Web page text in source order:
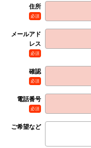
住所
必須
メールアド
レス
必須
確認
必須
電話番号
必須
ご希望など